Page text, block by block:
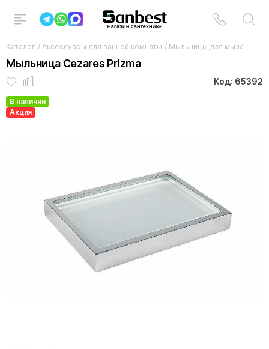
Каталог / Аксессуары для ванной комнаты / Мыльницы для мыла
Мыльница Cezares Prizma
Код: 65392
В наличии
Акция